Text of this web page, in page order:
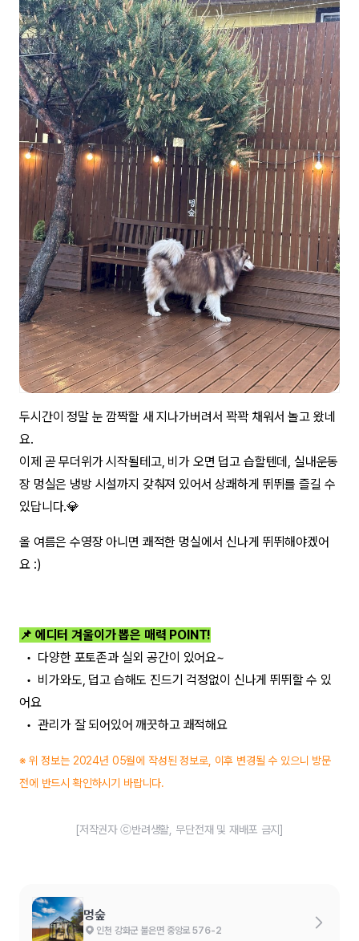
두시간이 정말 눈 깜짝할 새 지나가버려서 꽉꽉 채워서 놀고 왔네
요.
이제 곧 무더위가 시작될테고, 비가 오면 덥고 습할텐데, 실내운동
장 멍실은 냉방 시설까지 갖춰져 있어서 상쾌하게 뛰뛰를 즐길 수
있답니다.💎
올 여름은 수영장 아니면 쾌적한 멍실에서 신나게 뛰뛰해야겠어
요 :)
📌 에디터 겨울이가 뽑은 매력 POINT!
• 다양한 포토존과 실외 공간이 있어요~
• 비가와도, 덥고 습해도 진드기 걱정없이 신나게 뛰뛰할 수 있
어요
• 관리가 잘 되어있어 깨끗하고 쾌적해요
※ 위 정보는 2024년 05월에 작성된 정보로, 이후 변경될 수 있으니 방문
전에 반드시 확인하시기 바랍니다.
[저작권자 ⓒ반려생활, 무단전재 및 재배포 금지]
멍숲
인천 강화군 불은면 중앙로 576-2